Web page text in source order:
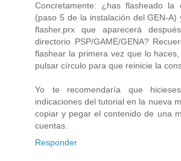
Concretamente: ¿has flasheado
(paso 5 de la instalación del GEN-A)
flasher.prx que aparecerá
directorio PSP/GAME/GENA?
flashear la primera vez que lo
pulsar círculo para que reinicie la
Yo te recomendaría que
indicaciones del tutorial en la nueva
copiar y pegar el contenido de una
cuentas.
Responder